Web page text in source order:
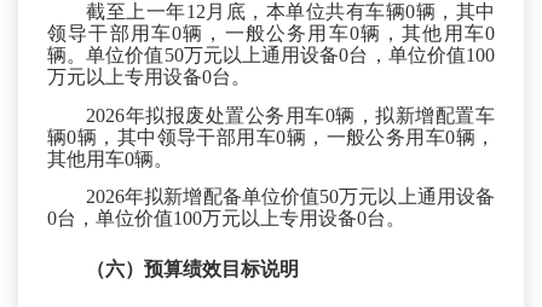
截至上一年12月底，本单位共有车辆0辆，其中
领导干部用车0辆，一般公务用车0辆，其他用车0
辆。单位价值50万元以上通用设备0台，单位价值100
万元以上专用设备0台。
2026年拟报废处置公务用车0辆，拟新增配置车
辆0辆，其中领导干部用车0辆，一般公务用车0辆，
其他用车0辆。
2026年拟新增配备单位价值50万元以上通用设备
0台，单位价值100万元以上专用设备0台。
（六）预算绩效 目标说明